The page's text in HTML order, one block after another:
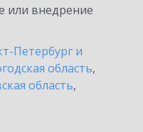
или внедрение
Петербург и
область,
область,